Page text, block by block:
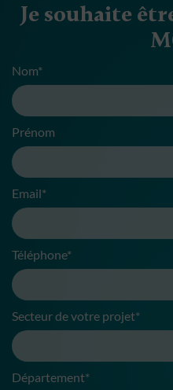
Je souhaite
Nom*
Prénom
Email*
Téléphone*
Secteur de votre projet*
Département*